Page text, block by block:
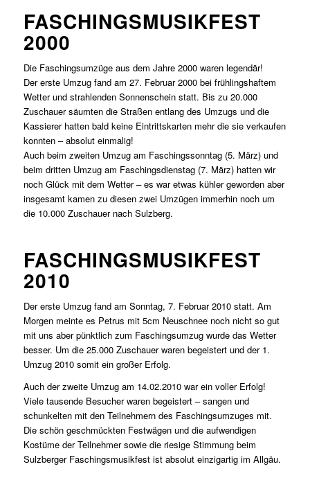
FASCHINGSMUSIKFEST
2000
Die Faschingsumzüge aus dem Jahre 2000 waren legendär!
Der erste Umzug fand am 27. Februar 2000 bei frühlingshaftem
Wetter und strahlenden Sonnenschein statt. Bis zu 20.000
Zuschauer säumten die Straßen entlang des Umzugs und die
Kassierer hatten bald keine Eintrittskarten mehr die sie verkaufen
konnten – absolut einmalig!
Auch beim zweiten Umzug am Faschingssonntag (5. März) und
beim dritten Umzug am Faschingsdienstag (7. März) hatten wir
noch Glück mit dem Wetter – es war etwas kühler geworden aber
insgesamt kamen zu diesen zwei Umzügen immerhin noch um
die 10.000 Zuschauer nach Sulzberg.
FASCHINGSMUSIKFEST
2010
Der erste Umzug fand am Sonntag, 7. Februar 2010 statt. Am
Morgen meinte es Petrus mit 5cm Neuschnee noch nicht so gut
mit uns aber pünktlich zum Faschingsumzug wurde das Wetter
besser. Um die 25.000 Zuschauer waren begeistert und der 1.
Umzug 2010 somit ein großer Erfolg.
Auch der zweite Umzug am 14.02.2010 war ein voller Erfolg!
Viele tausende Besucher waren begeistert – sangen und
schunkelten mit den Teilnehmern des Faschingsumzuges mit.
Die schön geschmückten Festwägen und die aufwendigen
Kostüme der Teilnehmer sowie die riesige Stimmung beim
Sulzberger Faschingsmusikfest ist absolut einzigartig im Allgäu.